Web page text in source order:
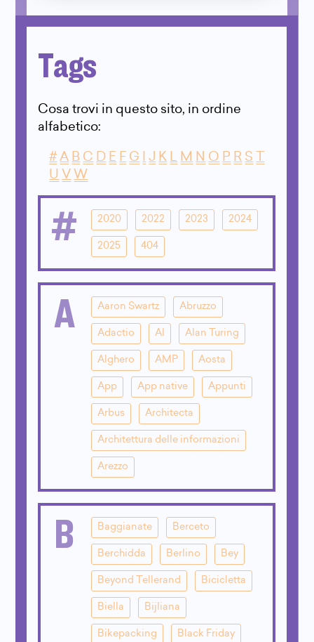
Tags
Cosa trovi in questo sito, in ordine
alfabetico:
# A B C D E F G J K L M N O P R S
U V W
# 2020 2022 2023 2024
2025 404
A Aaron Swartz Abruzzo
Adactio AI Alan Turing
Alghero AMP Aosta
App App native Appunti
Arbus Architecta
Architettura delle informazioni
Arezzo
B Baggianate Berceto
Berchidda Berlino Bey
Beyond Tellerand Bicicletta
Biella Bijliana
Bikepacking Black Friday